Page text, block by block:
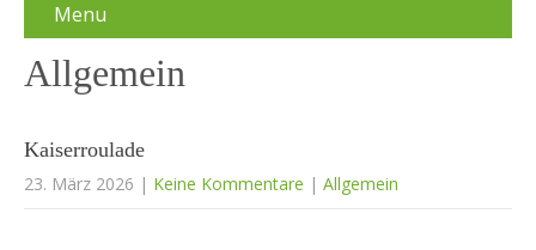
Menu
Allgemein
Kaiserroulade
23. März 2026 | Keine Kommentare | Allgemein